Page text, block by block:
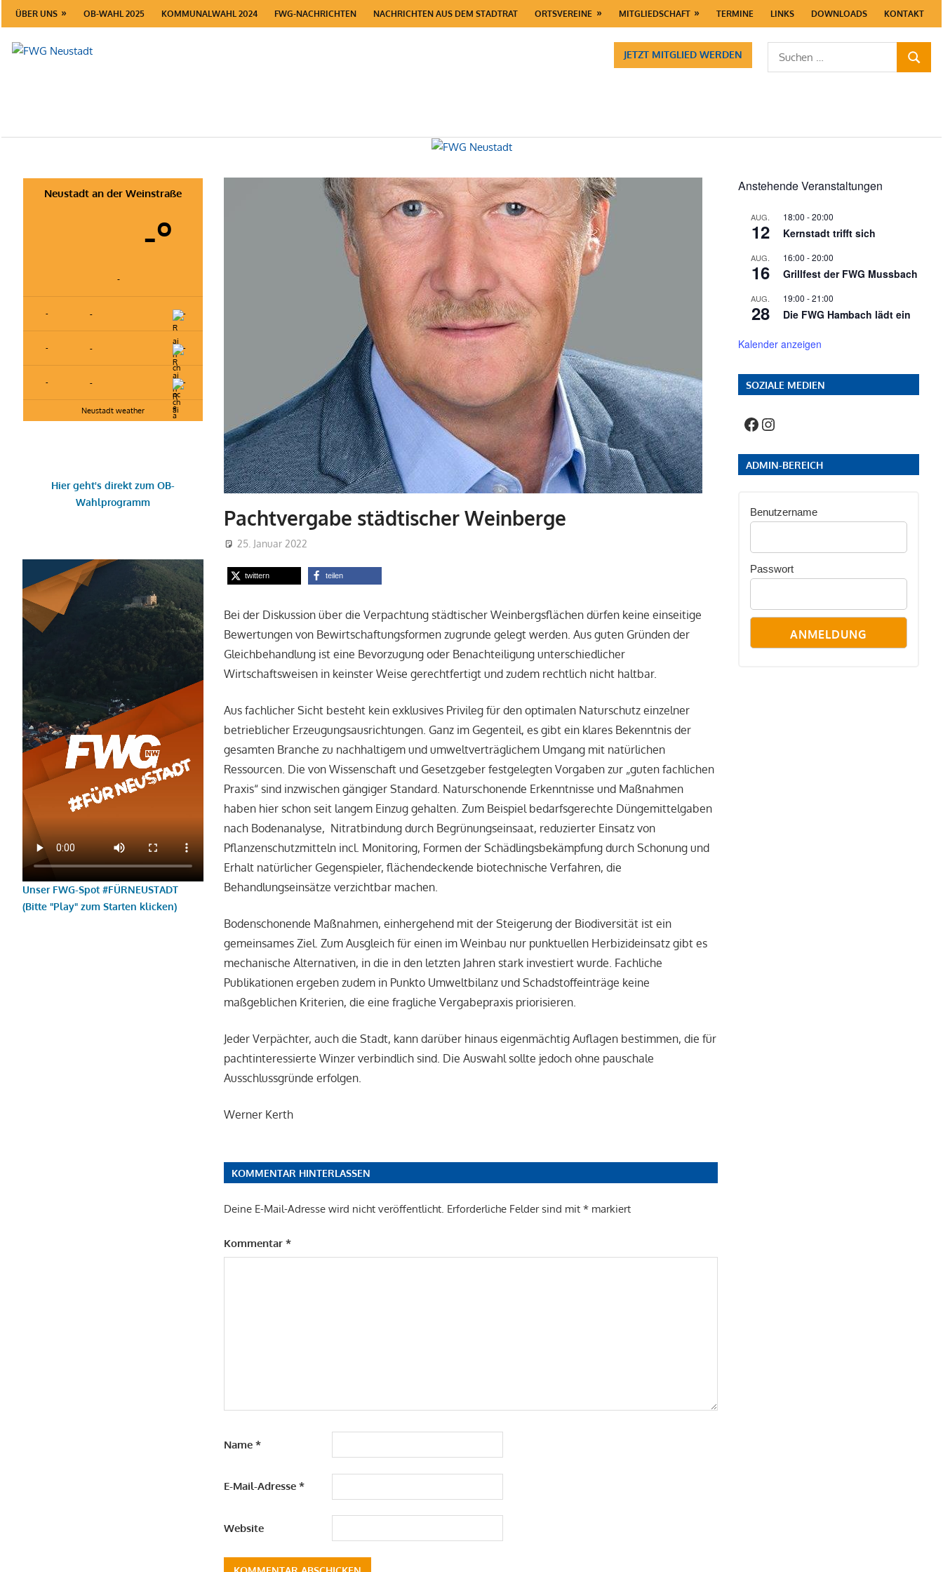
Zum
Inhalt
springen
ÜBER UNS OB-WAHL 2025 KOMMUNALWAHL 2024 FWG-NACHRICHTEN NACHRICHTEN AUS DEM STADTRAT ORTSVEREINE MITGLIEDSCHAFT TERMINE LINKS DOWNLOADS KONTAKT
Suchen
nach:
JETZT MITGLIED WERDEN
Pachtvergabe städtischer Weinberge
25. Januar 2022
twittern teilen
Bei der Diskussion über die Verpachtung städtischer Weinbergsflächen dürfen keine einseitige
Bewertungen von Bewirtschaftungsformen zugrunde gelegt werden. Aus guten Gründen der
Gleichbehandlung ist eine Bevorzugung oder Benachteiligung unterschiedlicher
Wirtschaftsweisen in keinster Weise gerechtfertigt und zudem rechtlich nicht haltbar.
Aus fachlicher Sicht besteht kein exklusives Privileg für den optimalen Naturschutz einzelner
betrieblicher Erzeugungsausrichtungen. Ganz im Gegenteil, es gibt ein klares Bekenntnis der
gesamten Branche zu nachhaltigem und umweltverträglichem Umgang mit natürlichen
Ressourcen. Die von Wissenschaft und Gesetzgeber festgelegten Vorgaben zur „guten fachlichen
Praxis“ sind inzwischen gängiger Standard. Naturschonende Erkenntnisse und Maßnahmen
haben hier schon seit langem Einzug gehalten. Zum Beispiel bedarfsgerechte Düngemittelgaben
nach Bodenanalyse, Nitratbindung durch Begrünungseinsaat, reduzierter Einsatz von
Pflanzenschutzmitteln incl. Monitoring, Formen der Schädlingsbekämpfung durch Schonung und
Erhalt natürlicher Gegenspieler, flächendeckende biotechnische Verfahren, die
Behandlungseinsätze verzichtbar machen.
Bodenschonende Maßnahmen, einhergehend mit der Steigerung der Biodiversität ist ein
gemeinsames Ziel. Zum Ausgleich für einen im Weinbau nur punktuellen Herbizideinsatz gibt es
mechanische Alternativen, in die in den letzten Jahren stark investiert wurde. Fachliche
Publikationen ergeben zudem in Punkto Umweltbilanz und Schadstoffeinträge keine
maßgeblichen Kriterien, die eine fragliche Vergabepraxis priorisieren.
Jeder Verpächter, auch die Stadt, kann darüber hinaus eigenmächtig Auflagen bestimmen, die für
pachtinteressierte Winzer verbindlich sind. Die Auswahl sollte jedoch ohne pauschale
Ausschlussgründe erfolgen.
Werner Kerth
KOMMENTAR HINTERLASSEN
Deine E-Mail-Adresse wird nicht veröffentlicht. Erforderliche Felder sind mit* markiert
Kommentar*
Name*
E-Mail-Adresse*
Website
Neustadt an der Weinstraße
-º
-
- - -
- - -
- - -
Neustadt weather
Hier geht's direkt zum OB-
Wahlprogramm
Unser FWG-Spot #FÜRNEUSTADT
(Bitte "Play" zum Starten klicken)
Anstehende Veranstaltungen
AUG.
12
18:00 -20:00
Kernstadt trifft sich
AUG.
16
16:00 -20:00
Grillfest der FWG Mussbach
AUG.
28
19:00 -21:00
Die FWG Hambach lädt ein
Kalender anzeigen
SOZIALE MEDIEN
Facebook
Instagram
ADMIN-BEREICH
Benutzername
Passwort